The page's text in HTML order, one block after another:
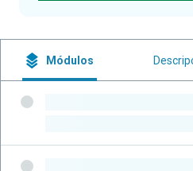
Módulos